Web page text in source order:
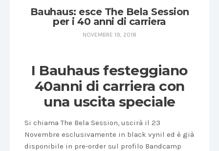
Bauhaus: esce The Bela Session
per i 40 anni di carriera
NOVEMBRE 19, 2018
I Bauhaus festeggiano
40anni di carriera con
una uscita speciale
Si chiama The Bela Session, uscirà il 23
Novembre esclusivamente in black vynil ed è già
disponibile in pre-order sul profilo Bandcamp